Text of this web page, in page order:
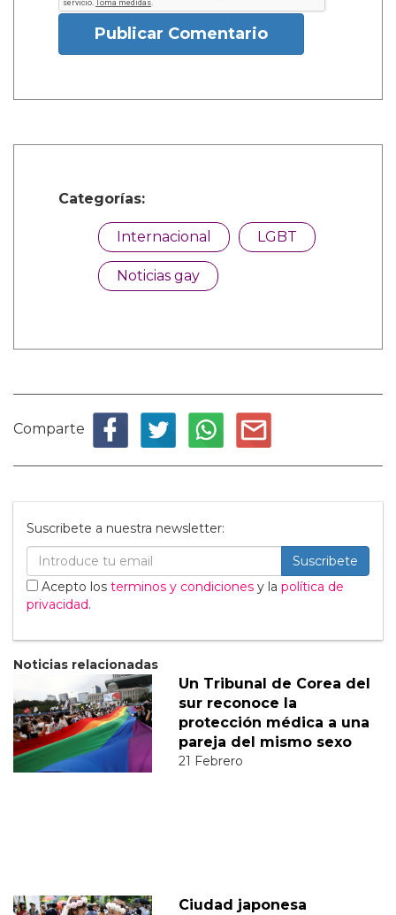
Publicar Comentario
Categorías:
Internacional LGBT
Noticias gay
Comparte
Suscribete a nuestra newsletter:
Suscribete
Acepto los terminos y condiciones y la política de
privacidad.
Noticias relacionadas
Un Tribunal de Corea del
sur reconoce la
protección médica a una
pareja del mismo sexo
21 Febrero
Ciudad japonesa